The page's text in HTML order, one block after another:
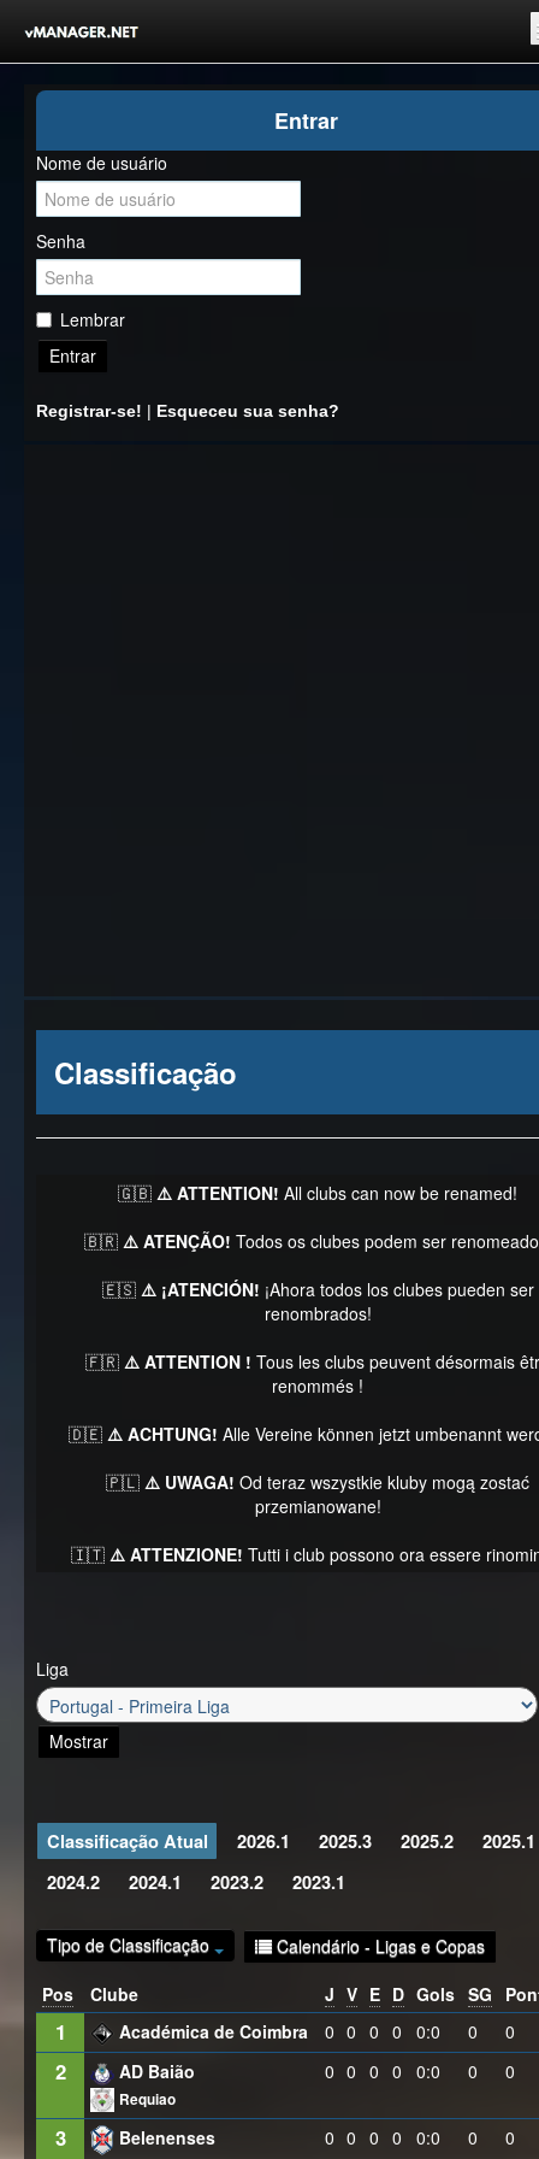
Competições
Comunidade
Notícias
Clubes Livres
Entrar
Nome de usuário
Senha
Lembrar
Entrar
Registrar-se! | Esqueceu sua senha?
Classificação
🇬🇧 ⚠️ ATTENTION! All clubs can now be renamed!
🇧🇷 ⚠️ ATENÇÃO! Todos os clubes podem ser
🇪🇸 ⚠️ ¡ATENCIÓN! ¡Ahora todos los clubes pueden ser
renombrados!
🇫🇷 ⚠️ ATTENTION ! Tous les clubs peuvent désormais
renommés !
🇩🇪 ⚠️ ACHTUNG! Alle Vereine können jetzt umbenannt
🇵🇱 ⚠️ UWAGA! Od teraz wszystkie kluby mogą zostać
przemianowane!
🇮🇹 ⚠️ ATTENZIONE! Tutti i club possono ora essere
Liga
Mostrar
Classificação Atual 2026.1 2025.3 2025.2
2025.1
2024.2
2024.1 2023.2 2023.1
Tipo de Classificação
Calendário - Ligas e Copas
Pos
Clube J V E D Gols SG
1 Académica de Coimbra 0 0 0 0 0:0 0 0
2 AD Baião
Requiao
0 0 0 0 0:0 0 0
3 Belenenses 0 0 0 0 0:0 0 0